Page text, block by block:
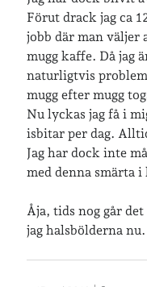
Förut drack jag ca
jobb där man väljer
mugg kaffe. Då jag
naturligtvis
mugg efter mugg
Nu lyckas jag få i
isbitar per dag.
Jag har dock inte
med denna smärta
Åja, tids nog går
jag halsbölderna nu.